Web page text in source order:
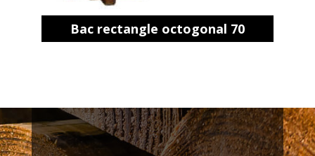
Bac rectangle octogonal 70